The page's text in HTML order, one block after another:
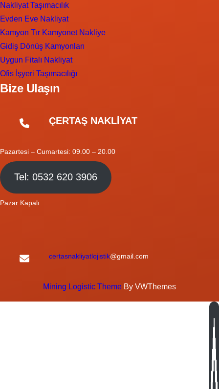
Nakliyat Taşımacılık
Evden Eve Nakliyat
Kamyon Tır Kamyonet Nakliye
Gidiş Dönüş Kamyonları
Uygun Fitalı Nakliyat
Ofis İşyeri Taşımacılığı
Bize Ulaşın
ÇERTAŞ NAKLİYAT
Pazartesi – Cumartesi: 09.00 – 20.00
Tel: 0532 620 3906
Pazar Kapalı
certasnakliyatlojistik@gmail.com
Mining Logistic Theme By VWThemes